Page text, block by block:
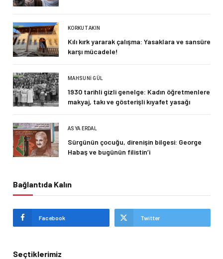
KORKUT AKIN
Kılı kırk yararak çalışma: Yasaklara ve sansüre
karşı mücadele!
MAHSUNI GÜL
1930 tarihli gizli genelge: Kadın öğretmenlere
makyaj, takı ve gösterişli kıyafet yasağı
ASYA ERDAL
Sürgünün çocuğu, direnişin bilgesi: George
Habaş ve bugünün filistin’i
Bağlantıda Kalın
Facebook Twitter
Seçtiklerimiz